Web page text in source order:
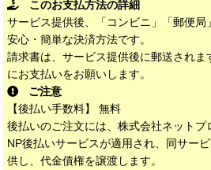
このお支払方法の詳細
サービス提供後、「コンビニ」「郵便局
安心・簡単な決済方法です。
請求書は、サービス提供後に郵送され
にお支払いをお願いします。
ご注意
【後払い手数料】 無料
後払いのご注文には、株式会社ネットプ
NP後払いサービスが適用され、同サー
供し、代金債権を譲渡します。